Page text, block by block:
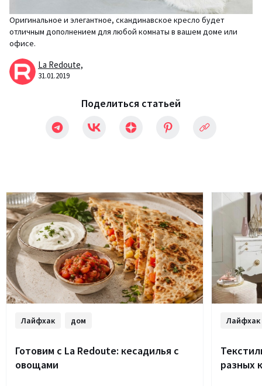
Оригинальное и элегантное, скандинавское кресло будет
отличным дополнением для любой комнаты в вашем доме или
офисе.
La Redoute,
31.01.2019
Поделиться статьей
Лайфхак дом
Готовим с La Redoute: кесадилья с
овощами
Лайфхак
разных